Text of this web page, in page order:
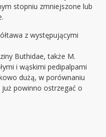
stopniu zmniejszone lub
z występującymi
Buthidae, także M.
i wąskimi pedipalpami
dużą, w porównaniu
powinno ostrzegać o